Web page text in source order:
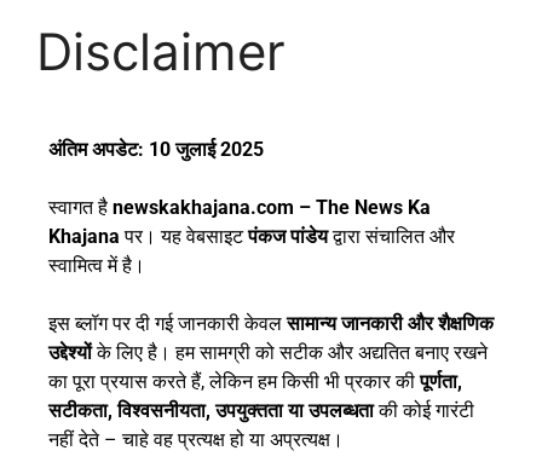
Disclaimer
अंतिम अपडेट: 10 जुलाई 2025
स्वागत है newskakhajana.com – The News Ka
Khajana पर। यह वेबसाइटपंकज पांडेयद्वारा संचालित और
स्वामित्व में है।
इस ब्लॉग पर दी गई जानकारी केवलसामान्य जानकारी और शैक्षणिक
उद्देश्योंके लिए है। हम सामग्री को सटीक और अद्यतित बनाए रखने
का पूरा प्रयास करते हैं, लेकिन हम किसी भी प्रकार कीपूर्णता,
सटीकता, विश्वसनीयता, उपयुक्तता या उपलब्धताकी कोई गारंटी
नहीं देते – चाहे वह प्रत्यक्ष हो या अप्रत्यक्ष।